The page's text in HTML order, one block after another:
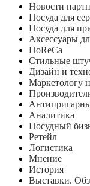
Новости
Посуда для
Посуда для
Аксессуары
HoReCa
Стильные
Дизайн и
Маркетологу
Аналитика
Посудный
Ретейл
Логистика
Мнение
История
Выставки.